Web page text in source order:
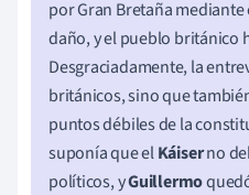
por Gran Bretaña
daño, y el pueblo británico
Desgraciadamente, la
británicos, sino que
puntos débiles de la
suponía que elKáiserno
políticos, yGuillermo